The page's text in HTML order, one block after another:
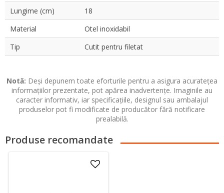
Lungime (cm)
18
Material
Otel inoxidabil
Tip
Cutit pentru filetat
Notă: Deși depunem toate eforturile pentru a asigura acuratețea
informațiilor prezentate, pot apărea inadvertențe. Imaginile au
caracter informativ, iar specificațiile, designul sau ambalajul
produselor pot fi modificate de producător fără notificare
prealabilă.
Produse recomandate